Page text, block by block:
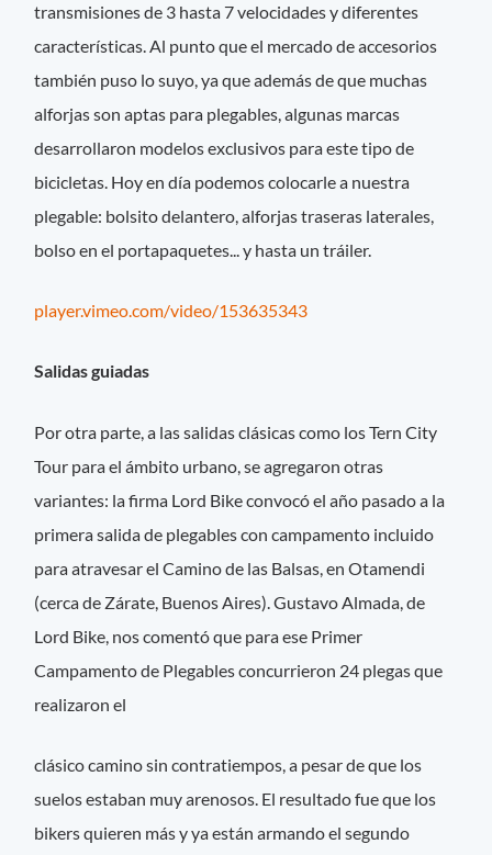
transmisiones de 3 hasta 7 velocidades y diferentes
características. Al punto que el mercado de accesorios
también puso lo suyo, ya que además de que muchas
alforjas son aptas para plegables, algunas marcas
desarrollaron modelos exclusivos para este tipo de
bicicletas. Hoy en día podemos colocarle a nuestra
plegable: bolsito delantero, alforjas traseras laterales,
bolso en el portapaquetes... y hasta un tráiler.
player.vimeo.com/video/153635343
Salidas guiadas
Por otra parte, a las salidas clásicas como los Tern City
Tour para el ámbito urbano, se agregaron otras
variantes: la firma Lord Bike convocó el año pasado a la
primera salida de plegables con campamento incluido
para atravesar el Camino de las Balsas, en Otamendi
(cerca de Zárate, Buenos Aires). Gustavo Almada, de
Lord Bike, nos comentó que para ese Primer
Campamento de Plegables concurrieron 24 plegas que
realizaron el
clásico camino sin contratiempos, a pesar de que los
suelos estaban muy arenosos. El resultado fue que los
bikers quieren más y ya están armando el segundo